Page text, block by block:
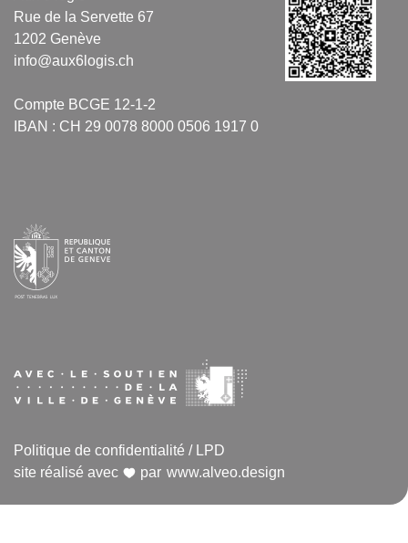
Rue de la Servette 67
1202 Genève
info@aux6logis.ch
Compte BCGE 12-1-2
IBAN : CH 29 0078 8000 0506 1917 0
Politique de confidentialité / LPD
site réalisé avec
par www.alveo.design